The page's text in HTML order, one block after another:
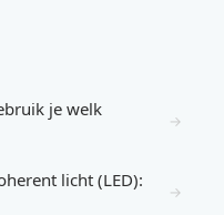
je welk
→
licht (LED):
→